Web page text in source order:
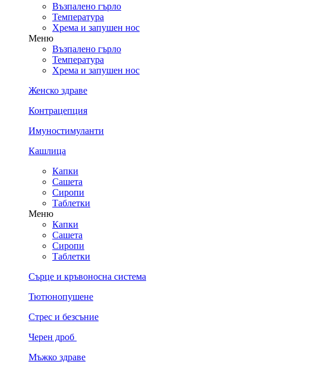
Възпалено гърло
Температура
Хрема и запушен нос
Меню
Възпалено гърло
Температура
Хрема и запушен нос
Женско здраве
Контрацепция
Имуностимуланти
Кашлица
Капки
Сашета
Сиропи
Таблетки
Меню
Капки
Сашета
Сиропи
Таблетки
Сърце и кръвоносна система
Тютюнопушене
Стрес и безсъние
Черен дроб
Мъжко здраве